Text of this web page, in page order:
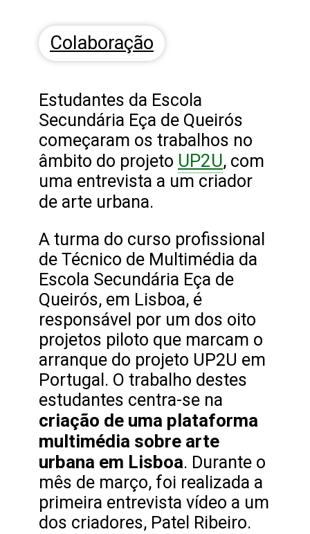
Colaboração
Estudantes da Escola
Secundária Eça de Queirós
começaram os trabalhos no
âmbito do projeto UP2U, com
uma entrevista a um criador
de arte urbana.
A turma do curso profissional
de Técnico de Multimédia da
Escola Secundária Eça de
Queirós, em Lisboa, é
responsável por um dos oito
projetos piloto que marcam o
arranque do projeto UP2U em
Portugal. O trabalho destes
estudantes centra-se na
criação de uma plataforma
multimédia sobre arte
urbana em Lisboa. Durante o
mês de março, foi realizada a
primeira entrevista vídeo a um
dos criadores, Patel Ribeiro.